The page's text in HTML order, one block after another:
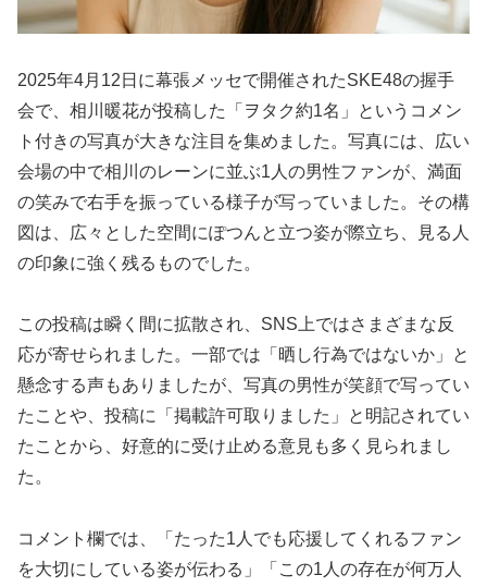
2025年4月12日に幕張メッセで開催されたSKE48の握手
会で、相川暖花が投稿した「ヲタク約1名」というコメン
ト付きの写真が大きな注目を集めました。写真には、広い
会場の中で相川のレーンに並ぶ1人の男性ファンが、満面
の笑みで右手を振っている様子が写っていました。その構
図は、広々とした空間にぽつんと立つ姿が際立ち、見る人
の印象に強く残るものでした。
この投稿は瞬く間に拡散され、SNS上ではさまざまな反
応が寄せられました。一部では「晒し行為ではないか」と
懸念する声もありましたが、写真の男性が笑顔で写ってい
たことや、投稿に「掲載許可取りました」と明記されてい
たことから、好意的に受け止める意見も多く見られまし
た。
コメント欄では、「たった1人でも応援してくれるファン
を大切にしている姿が伝わる」「この1人の存在が何万人